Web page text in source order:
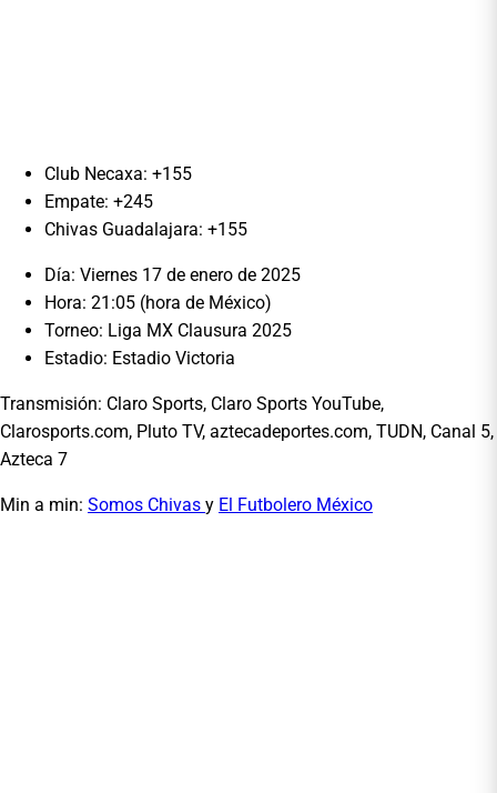
Club Necaxa: +155
Empate: +245
Chivas Guadalajara: +155
Día: Viernes 17 de enero de 2025
Hora: 21:05 (hora de México)
Torneo: Liga MX Clausura 2025
Estadio: Estadio Victoria
Transmisión: Claro Sports, Claro Sports YouTube,
Clarosports.com, Pluto TV, aztecadeportes.com, TUDN, Canal 5,
Azteca 7
Min a min: Somos Chivas y El Futbolero México